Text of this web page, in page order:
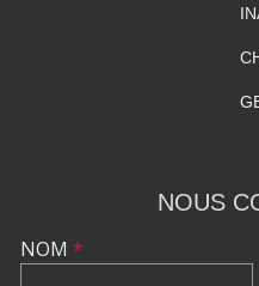
NOUS
NOM *